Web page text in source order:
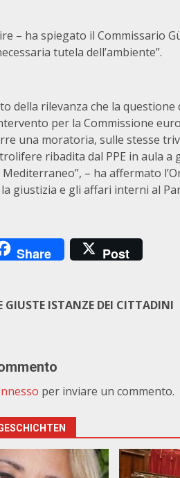
– ha spiegato il Commissario
tutela dell’ambiente”.
della rilevanza che la
per la Commissione
una moratoria, sulle stesse
ribadita dal PPE in aula a
– ha affermato
giustizia e gli affari interni al
Share Post
GIUSTE ISTANZE DEI CITTADINI
per inviare un commento.